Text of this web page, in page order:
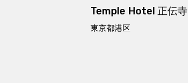
Temple Hotel 正伝寺
東京都港区